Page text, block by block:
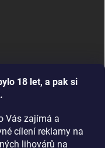
18 let, a pak si
Vás zajímá a
cílení reklamy na
lihovárů na
CAT